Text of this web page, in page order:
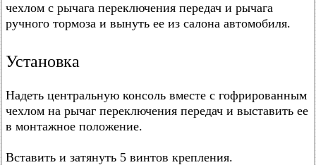
чехлом с рычага переключения передач и рычага
ручного тормоза и вынуть ее из салона автомобиля.
Установка
Надеть центральную консоль вместе с гофрированным
чехлом на рычаг переключения передач и выставить ее
в монтажное положение.
Вставить и затянуть 5 винтов крепления.